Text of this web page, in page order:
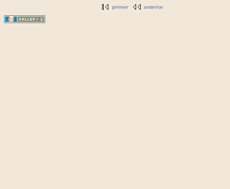
primer anterior